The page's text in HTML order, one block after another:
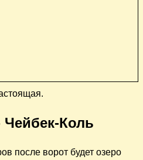
Коль
после ворот будет озеро